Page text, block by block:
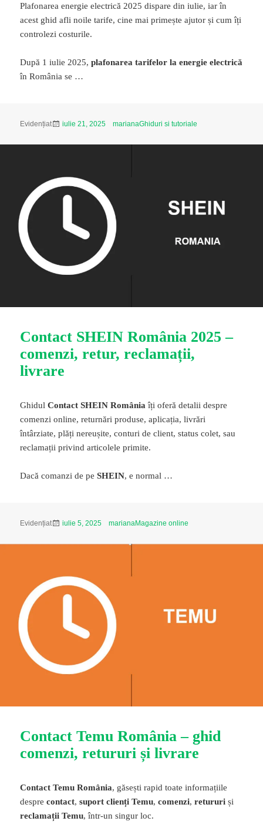
Plafonarea energie electrică 2025 dispare din iulie, iar în
acest ghid afli noile tarife, cine mai primește ajutor și cum îți
controlezi costurile.
După 1 iulie 2025,plafonarea tarifelor la energie electrică
în România se …
Evidențiat Publicat
pe
iulie 21, 2025 Autor
marianaCategorii
Ghiduri si tutoriale
Contact SHEIN România 2025 –
comenzi, retur, reclamații,
livrare
GhidulContact SHEIN România îți oferă detalii despre
comenzi online, returnări produse, aplicația, livrări
întârziate, plăți nereușite, conturi de client, status colet, sau
reclamații privind articolele primite.
Dacă comanzi de peSHEIN, e normal …
Evidențiat Publicat
pe
iulie 5, 2025 Autor
marianaCategorii
Magazine online
Contact Temu România – ghid
comenzi, retururi și livrare
Contact Temu România, găsești rapid toate informațiile
desprecontact,suport clienți Temu,comenzi,retururi și
reclamații Temu, într-un singur loc.